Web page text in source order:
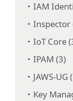
IAM
Inspector
IoT Core
IPAM (3)
JAWS-UG
Key